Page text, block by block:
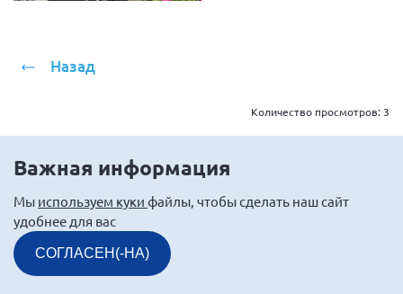
Назад
Количество просмотров: 3
Важная информация
Мы используем куки файлы, чтобы сделать наш сайт
удобнее для вас
СОГЛАСЕН(-НА)